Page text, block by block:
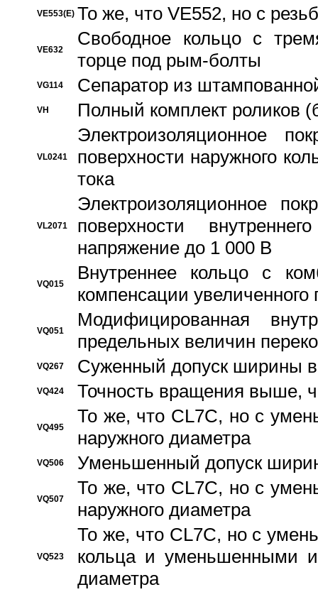
VE553(E) То же, что VE552, но с
VE632
Свободное кольцо с
торце под рым-болты
VG114 Сепаратор из
VH Полный комплект роликов
VL0241
Электроизоляционное
поверхности наружного
тока
VL2071
Электроизоляционное
поверхности
напряжение до 1 000 В
VQ015
Bнутреннее кольцо с
компенсации увеличенного
VQ051
Модифицированная
предельных величин
VQ267 Суженный допуск ширины
VQ424 Точность вращения выше,
VQ495
То же, что CL7C, но с
наружного диаметра
VQ506 Уменьшенный допуск
VQ507
То же, что CL7C, но с
наружного диаметра
VQ523
То же, что CL7C, но с
кольца и уменьшенными
диаметра